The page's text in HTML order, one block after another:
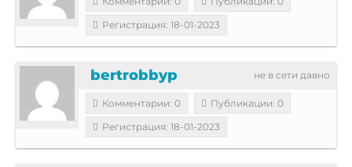
Регистрация: 18-01-2023
не в сети давно
bertrobbyp
Комментарии: 0
Публикации: 0
Регистрация: 18-01-2023